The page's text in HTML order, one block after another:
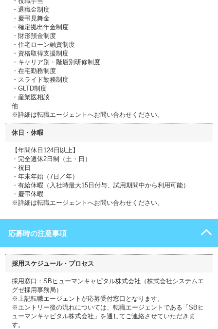
・退職金制度
・慶弔見舞金
・確定拠出年金制度
・財形預金制度
・住宅ローン融資制度
・資格取得支援制度
・キャリア別・階層別研修制度
・在宅勤務制度
・スライド勤務制度
・GLTD制度
・産業医相談
他
※詳細は転職エージェントへお問い合わせください。
休日・休暇
【年間休日124日以上】
・完全週休2日制（土・日）
・祝日
・年末年始（7日／年）
・有給休暇（入社時最大15日付与、試用期間中から利用可能）
・慶弔休暇
※詳細は転職エージェントへお問い合わせください。
応募時の注意事項
採用スケジュール・プロセス
採用窓口：SBヒューマンキャピタル株式会社（株式会社システムエ
グゼ採用事務局）
※上記転職エージェントが応募受付窓口となります。
※エントリー後の流れについては、転職エージェントである「SBヒ
ューマンキャピタル株式会社」を通してご連絡させていただきま
す。